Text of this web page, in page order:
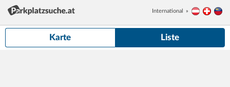
International Österreich
Karte Liste